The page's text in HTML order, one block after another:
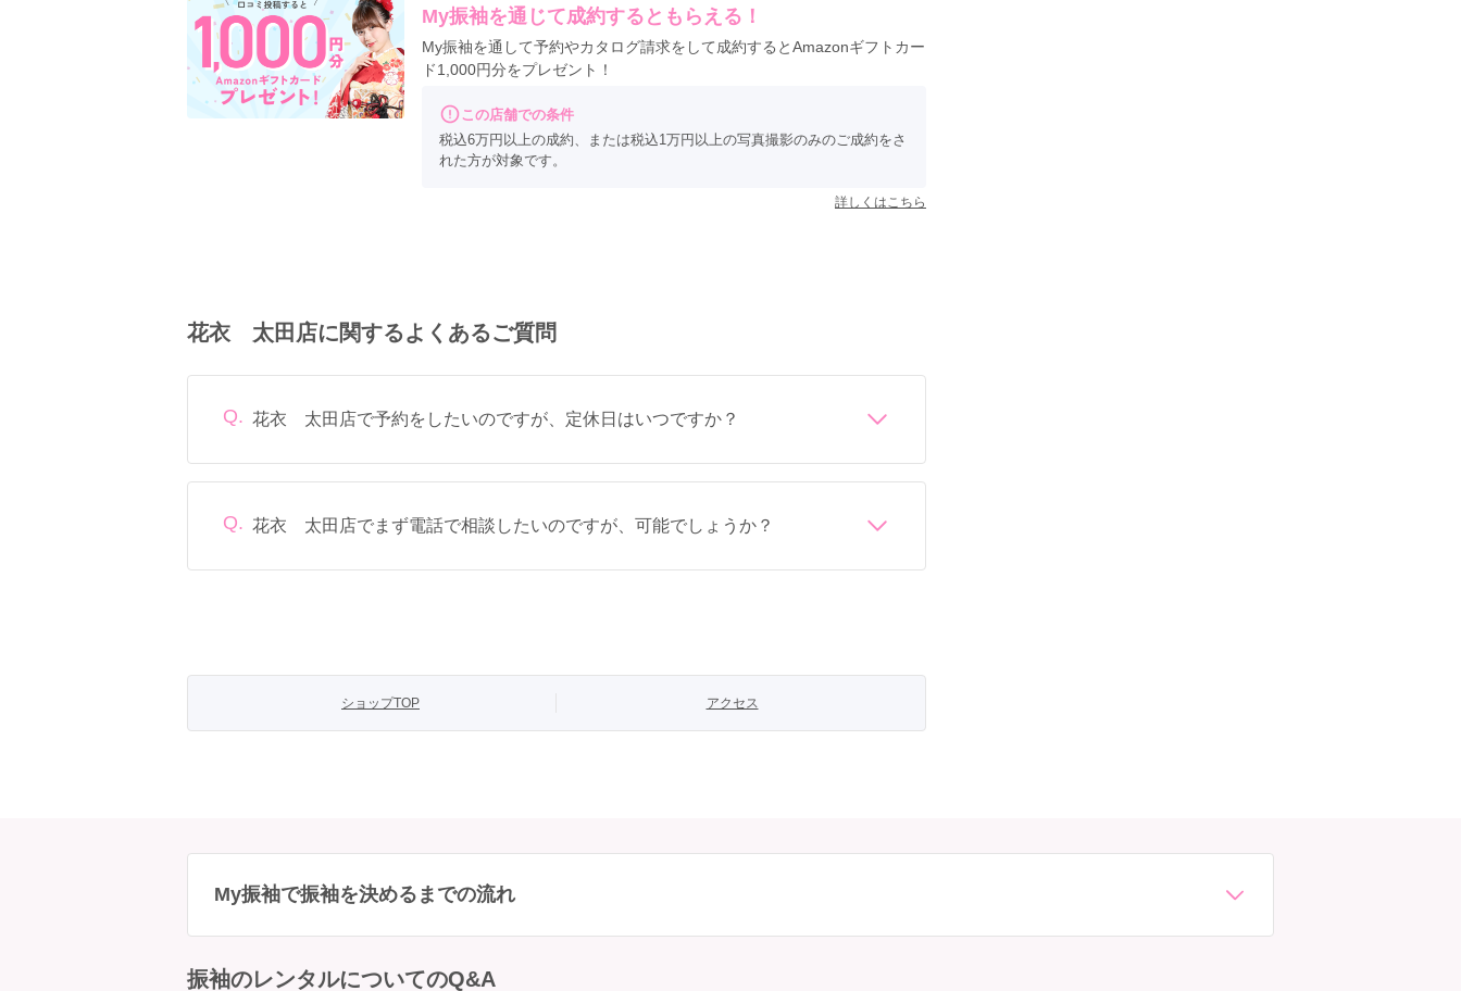
My振袖を通じて成約するともらえる！
My振袖を通して予約やカタログ請求をして成約するとAmazonギフトカー
ド1,000円分をプレゼント！
この店舗での条件
税込6万円以上の成約、または税込1万円以上の写真撮影のみのご成約をさ
れた方が対象です。
詳しくはこちら
花衣 太田店に関するよくあるご質問
Q. 花衣 太田店で予約をしたいのですが、定休日はいつですか？
Q. 花衣 太田店でまず電話で相談したいのですが、可能でしょうか？
ショップTOP アクセス
My振袖で振袖を決めるまでの流れ
振袖のレンタルについてのQ&A